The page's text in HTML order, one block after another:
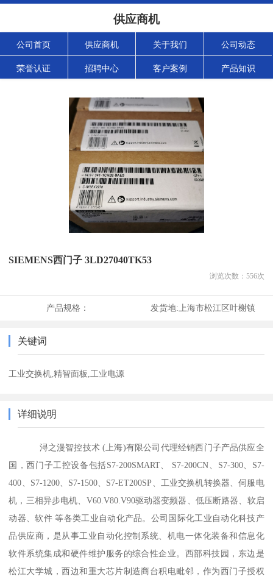
供应商机
公司首页 供应商机 关于我们 公司动态
荣誉认证 招聘中心 客户案例 产品知识
SIEMENS西门子 3LD27040TK53
浏览次数： 556次
产品规格： 发货地: 上海市松江区叶榭镇
关键词
工业交换机,精智面板,工业电源
详细说明
浔之漫智控技术 (上海)有限公司代理经销西门子产品供应全
国，西门子工控设备包括S7-200SMART、 S7-200CN、S7-300、S7-
400、S7-1200、S7-1500、S7-ET200SP、工业交换机转换器、伺服电
机，三相异步电机、V60.V80.V90驱动器变频器、低压断路器、软启
动器、软件 等各类工业自动化产品。公司国际化工业自动化科技产
品供应商，是从事工业自动化控制系统、机电一体化装备和信息化
软件系统集成和硬件维护服务的综合性企业。西部科技园，东边是
松江大学城，西边和重大芯片制造商台积电毗邻，作为西门子授权